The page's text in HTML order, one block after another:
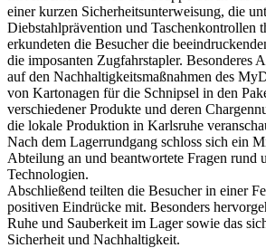
einer kurzen Sicherheitsunterweisung, die
Diebstahlprävention und Taschenkontrollen
erkundeten die Besucher die
die imposanten Zugfahrstapler. Besonderes
auf den Nachhaltigkeitsmaßnahmen des
von Kartonagen für die Schnipsel in den
verschiedener Produkte und deren
die lokale Produktion in Karlsruhe
Nach dem Lagerrundgang schloss sich ein
Abteilung an und beantwortete Fragen rund
Technologien.
Abschließend teilten die Besucher in einer
positiven Eindrücke mit. Besonders
Ruhe und Sauberkeit im Lager sowie das
Sicherheit und Nachhaltigkeit.